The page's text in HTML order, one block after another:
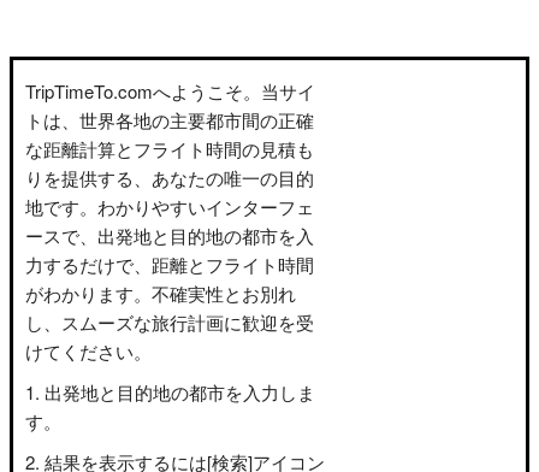
TripTimeTo.comへようこそ。当サイ
トは、世界各地の主要都市間の正確
な距離計算とフライト時間の見積も
りを提供する、あなたの唯一の目的
地です。わかりやすいインターフェ
ースで、出発地と目的地の都市を入
力するだけで、距離とフライト時間
がわかります。不確実性とお別れ
し、スムーズな旅行計画に歓迎を受
けてください。
出発地と目的地の都市を入力しま
す。
結果を表示するには[検索]アイコン